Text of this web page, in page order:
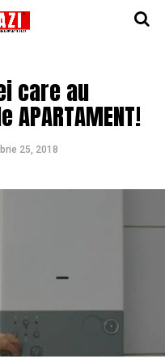
care au
APARTAMENT!
25, 2018